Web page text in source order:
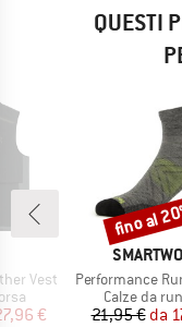
QUESTI
Vest
ridotto
€
MARCHIO
Articolo
Performance Run Zero
Gruppo di
Calze da
21,95 € da
Sconto
fino al